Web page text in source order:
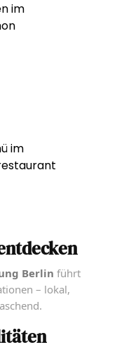
Berlin führt
– lokal,